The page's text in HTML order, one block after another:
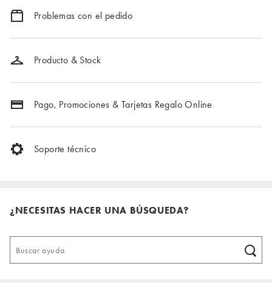
Problemas con el pedido
Producto & Stock
Pago, Promociones & Tarjetas Regalo Online
Soporte técnico
¿NECESITAS HACER UNA BÚSQUEDA?